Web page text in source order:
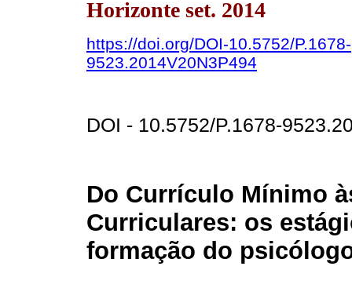
Horizonte set. 2014
https://doi.org/DOI-10.5752/P.1678-
9523.2014V20N3P494
DOI - 10.5752/P.1678-
Do Currículo Mínimo
Curriculares: os
formação do